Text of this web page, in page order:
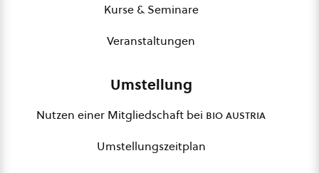
Kurse & Seminare
Veranstaltungen
Umstellung
Nutzen einer Mitgliedschaft bei bio austria
Umstellungszeitplan